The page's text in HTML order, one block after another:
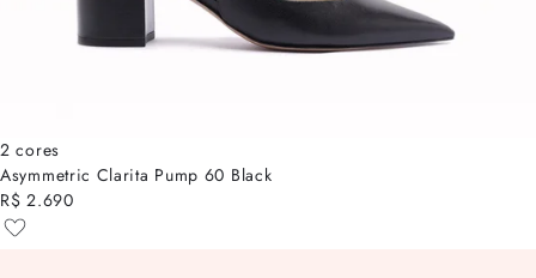
2 cores
Asymmetric Clarita Pump 60 Black
R$ 2.690